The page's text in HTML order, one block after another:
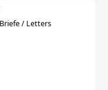
/ Letters